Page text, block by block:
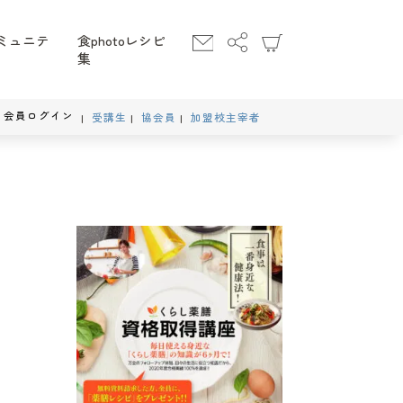
ュニテ
食photoレシピ
集
会員ログイン 受講生 協会員 加盟校主宰者